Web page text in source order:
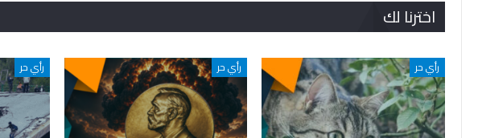
اخترنا لك
رأي حر رأي حر رأي حر